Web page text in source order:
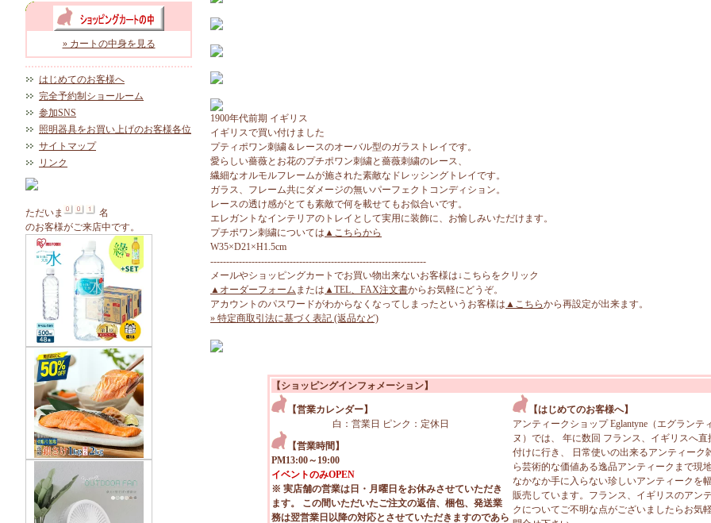
» カートの中身を見る
はじめてのお客様へ
完全予約制ショールーム
参加SNS
照明器具をお買い上げのお客様各位
サイトマップ
リンク
ただいま
名
のお客様がご来店中です。
1900年代前期 イギリス
イギリスで買い付けました
プティポワン刺繍＆レースのオーバル型のガラストレイです。
愛らしい薔薇とお花のプチポワン刺繍と薔薇刺繍のレース、
繊細なオルモルフレームが施された素敵なドレッシングトレイです。
ガラス、フレーム共にダメージの無いパーフェクトコンディション。
レースの透け感がとても素敵で何を載せてもお似合いです。
エレガントなインテリアのトレイとして実用に装飾に、お愉しみいただけます。
プチポワン刺繍については ▲こちらから
W35×D21×H1.5cm
--------------------------------------------------------------------
メールやショッピングカートでお買い物出来ないお客様は↓こちらをクリック
▲オーダーフォーム または ▲TEL、FAX注文書からお気軽にどうぞ。
アカウントのパスワードがわからなくなってしまったというお客様は ▲こちらから再設定が出来ます。
» 特定商取引法に基づく表記 (返品など)
【ショッピングインフォメーション】
【営業カレンダー】
白：営業日 ピンク：定休日
【営業時間】
PM13:00～19:00
イベントのみOPEN
※ 実店舗の営業は日・月曜日をお休みさせていただき
ます。 この間いただいたご注文の返信、梱包、発送業
務は翌営業日以降の対応とさせていただきますのであら
【はじめてのお客様へ】
アンティークショップ Eglantyne（エグランテ
ヌ）では、 年に数回 フランス、イギリスへ直
付けに行き、 日常使いの出来るアンティーク
ら芸術的な価値ある逸品アンティークまで現
なかなか手に入らない珍しいアンティークを
販売しています。フランス、イギリスのアン
クについてご不明な点がございましたらお気